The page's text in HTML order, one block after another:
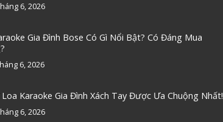
6, 2026
Gia Đình Bose Có Gì Nổi Bật? Có Đáng Mua
6, 2026
Karaoke Gia Đình Xách Tay Được Ưa Chuộng Nhất!
6, 2026